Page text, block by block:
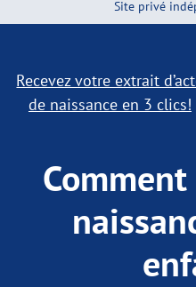
Site privé
Recevez votre extrait
de naissance en 3 clics!